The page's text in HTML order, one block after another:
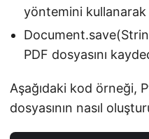
yöntemini
PDF dosyasını
Aşağıdaki kod örneği,
dosyasının nasıl